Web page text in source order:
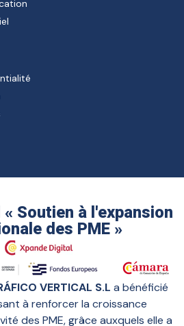
« Soutien à l'expansion
des PME »
VERTICAL S.L a bénéficié
à renforcer la croissance
des PME, grâce auxquels elle a